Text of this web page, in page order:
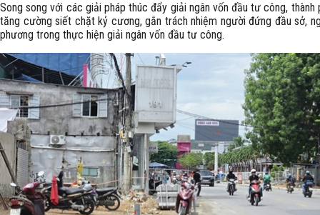
Song song với các giải pháp thúc đẩy giải ngân vốn đầu tư công, thành
tăng cường siết chặt kỷ cương, gắn trách nhiệm người đứng đầu sở,
phương trong thực hiện giải ngân vốn đầu tư công.